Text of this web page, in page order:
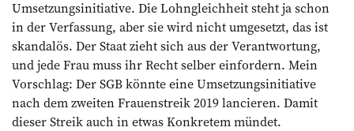
Umsetzungsinitiative. Die Lohngleichheit steht ja schon
in der Verfassung, aber sie wird nicht umgesetzt, das ist
skandalös. Der Staat zieht sich aus der Verantwortung,
und jede Frau muss ihr Recht selber einfordern. Mein
Vorschlag: Der SGB könnte eine Umsetzungsinitiative
nach dem zweiten Frauenstreik 2019 lancieren. Damit
dieser Streik auch in etwas Konkretem mündet.